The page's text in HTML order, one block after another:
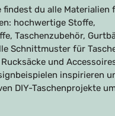
findest du alle Materialien
hochwertige Stoffe,
Taschenzubehör,
Schnittmuster für
und
inspirieren
DIY-Taschenprojekte